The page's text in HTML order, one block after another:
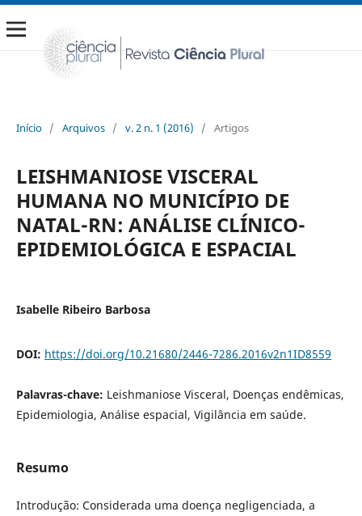
Início / Arquivos / v. 2 n. 1 (2016) / Artigos
LEISHMANIOSE VISCERAL
HUMANA NO MUNICÍPIO DE
NATAL-RN: ANÁLISE CLÍNICO-
EPIDEMIOLÓGICA E ESPACIAL
Isabelle Ribeiro Barbosa
DOI: https://doi.org/10.21680/2446-7286.2016v2n1ID8559
Palavras-chave: Leishmaniose Visceral, Doenças endêmicas,
Epidemiologia, Análise espacial, Vigilância em saúde.
Resumo
Introdução: Considerada uma doença negligenciada, a